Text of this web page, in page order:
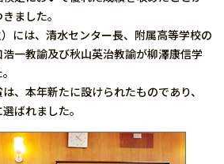
ました。
には、清水センター長、附属高等学校の
一教諭及び秋山英治教諭が柳澤康信学
、本年新たに設けられたものであり、
ばれました。